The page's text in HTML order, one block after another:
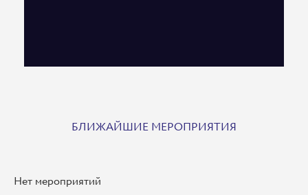
БЛИЖАЙШИЕ МЕРОПРИЯТИЯ
Нет мероприятий